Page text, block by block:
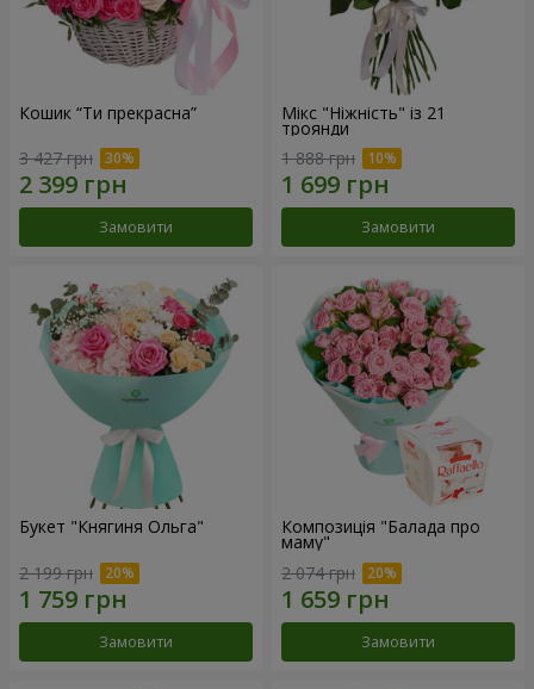
Кошик “Ти прекрасна”
3 427 грн
Замовити
Мікс "Ніжність" із 21
троянди
1 888 грн
Замовити
Букет "Княгиня Ольга"
2 199 грн
Замовити
Композиція "Балада про
маму"
2 074 грн
Замовити